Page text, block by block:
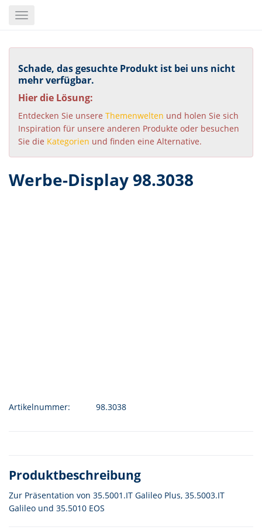
content
Toggle
Schade, das gesuchte Produkt ist bei uns nicht
mehr verfügbar.
Hier die Lösung:
Entdecken Sie unsere Themenwelten und holen Sie sich
Inspiration für unsere anderen Produkte oder besuchen
Sie die Kategorien und finden eine Alternative.
Werbe-Display 98.3038
Artikelnummer: 98.3038
Produktbeschreibung
Zur Präsentation von 35.5001.IT Galileo Plus, 35.5003.IT
Galileo und 35.5010 EOS